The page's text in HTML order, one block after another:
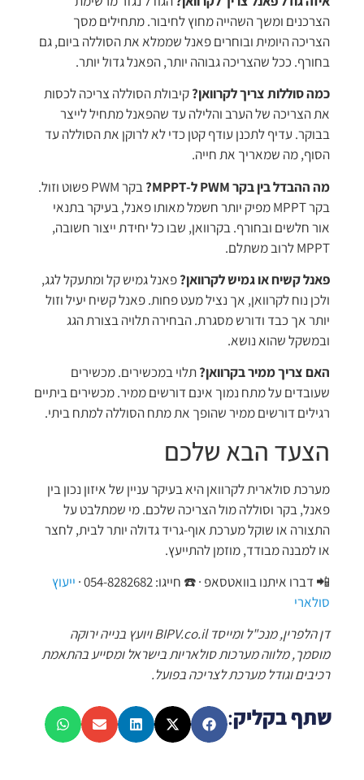
הצרכנים ומשך השהייה מחוץ לחיבור. מתחילים מסך
הצריכה היומית ובוחרים פאנל שממלא את הסוללה ביום, גם
בחורף. ככל שהצריכה גבוהה יותר, הפאנל גדול יותר.
כמה סוללות צריך לקרוואן?קיבולת הסוללה צריכה לכסות
את הצריכה של הערב והלילה עד שהפאנל מתחיל לייצר
בבוקר. עדיף לתכנן עודף קטן כדי לא לרוקן את הסוללה עד
הסוף, מה שמאריך את חייה.
מה ההבדל בין בקר PWM ל-MPPT?
בקר PWM פשוט וזול.
בקר MPPT מפיק יותר חשמל מאותו פאנל, בעיקר בתנאי
אור חלשים ובחורף. בקרוואן, שבו כל יחידת ייצור חשובה,
MPPT לרוב משתלם.
פאנל קשיח או גמיש לקרוואן?פאנל גמיש קל ומתעקל לגג,
ולכן נוח לקרוואן, אך נציל מעט פחות. פאנל קשיח יעיל וזול
יותר אך כבד ודורש מסגרת. הבחירה תלויה בצורת הגג
ובמשקל שהוא נושא.
האם צריך ממיר בקרוואן?תלוי במכשירים. מכשירים
שעובדים על מתח נמוך אינם דורשים ממיר. מכשירים ביתיים
רגילים דורשים ממיר שהופך את מתח הסוללה למתח ביתי.
הצעד הבא שלכם
מערכת סולארית לקרוואן היא בעיקר עניין של איזון נכון בין
פאנל, בקר וסוללה מול הצריכה שלכם. מי שמתלבט על
התצורה או שוקל מערכת אוף-גריד גדולה יותר לבית, לחצר
או למבנה מבודד, מוזמן להתייעץ.
📲 דברו איתנו בוואטסאפ · ☎️ חייגו: 054-8282682 ·
ייעוץ
סולארי
דן הלפרין, מנכ"ל ומייסד BIPV.co.il ויועץ בנייה ירוקה
מוסמך, מלווה מערכות סולאריות בישראל ומסייע בהתאמת
רכיבים וגודל מערכת לצריכה בפועל.
שתף בקליק: